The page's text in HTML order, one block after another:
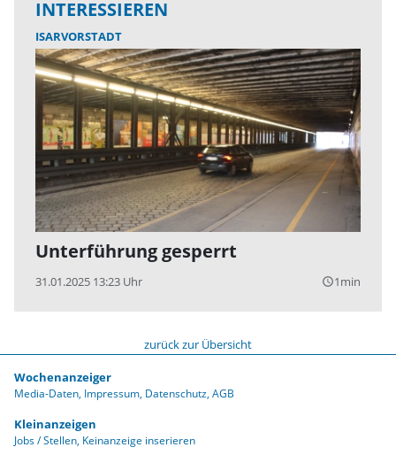
INTERESSIEREN
ISARVORSTADT
Unterführung gesperrt
31.01.2025 13:23 Uhr query_builder1min
zurück zur Übersicht
Wochenanzeiger
Media-Daten Impressum Datenschutz AGB
Kleinanzeigen
Jobs / Stellen Keinanzeige inserieren